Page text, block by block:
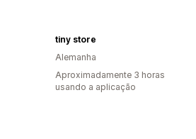
tiny store
Alemanha
Aproximadamente 3 horas
usando a aplicação